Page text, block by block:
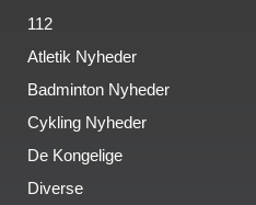
112
Atletik Nyheder
Badminton Nyheder
Cykling Nyheder
De Kongelige
Diverse